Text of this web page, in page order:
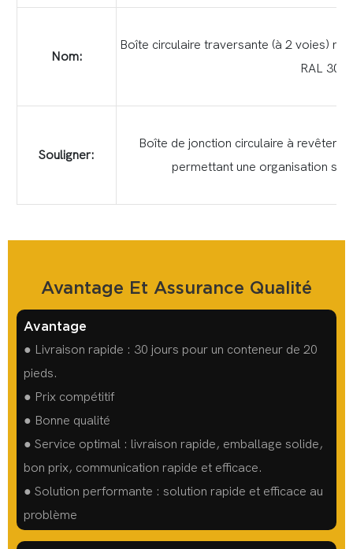
Nom:
Boîte circulaire traversante (à 2 voies)
RAL
Souligner:
Boîte de jonction circulaire à
permettant une organisation
Avantage Et Assurance Qualité
Avantage
● Livraison rapide : 30 jours pour un conteneur de 20
pieds.
● Prix compétitif
● Bonne qualité
● Service optimal : livraison rapide, emballage solide,
bon prix, communication rapide et efficace.
● Solution performante : solution rapide et efficace au
problème